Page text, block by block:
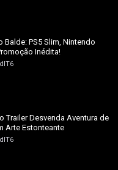
Balde: PS5 Slim, Nintendo
Inédita!
Trailer Desvenda Aventura de
Arte Estonteante